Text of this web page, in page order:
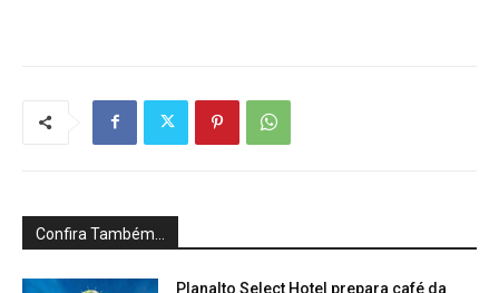
Confira Também...
Planalto Select Hotel prepara café da